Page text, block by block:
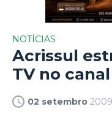
NOTÍCIAS
Acrissul
TV no
02 setembro